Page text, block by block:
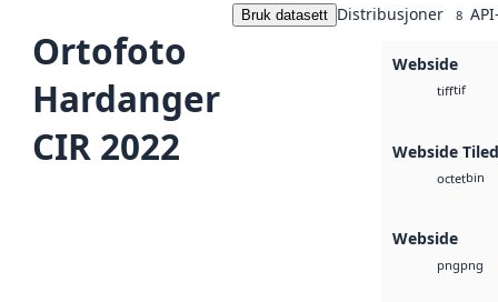
Ortofoto
Hardanger
CIR 2022
Bruk datasett Distribusjoner 8
Webside
tifftif
Webside
octetbin
Webside
pngpng